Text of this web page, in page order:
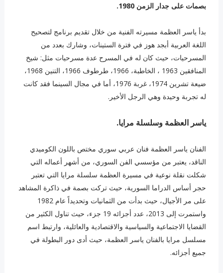
بصمات على جدار الزمن 1980.
بدأ ياسر العظمة مسيرته الفنية من خلال تقديم برنامج لتصحيح
اللغة العربية أبجد هوز في فترة الستينات، وشارك بعدد من
المسرحيات، حيث كان له في المسرح عدة مسرحيات مثل: شيخ
المنافقين 1963 ، الخاطبة، 1966، طرطوف 1966، التنين 1968،
ضيعة تشرين 1974، غربة 1976، أما في مجال السينما فقد كانت
له تجربة وحيدة وهي الرجل الأخير.
ياسر العظمة وسلسلة مرايا.
الفنان ياسر العظمة فنان عربي سوري مختص باللون الكوميدي
الناقد، يعتبر من مؤسسي الفن السوري، من أشهر أعماله التي
شكلت نقلة نوعية في مسيرة العظمة سلسلة مرايا التي تعتبر
حجر أساس الدراما السورية، حيث تركت بصمة في ذاكرة المشاهد
على مر الأجيال، حيث بدأت من الثمانيات وتحديداً عام 1982
واستمرت إلى 2013، عدد أجزائه 19 جزء، حيث تناول الكثير من
القضايا الاجتماعية والسياسية والاقتصادية والعائلية، وارتبط اسم
مسلسل مرايا بالفنان ياسر العظمة، حيث أدى دور البطولة في
جميع أجزائه.